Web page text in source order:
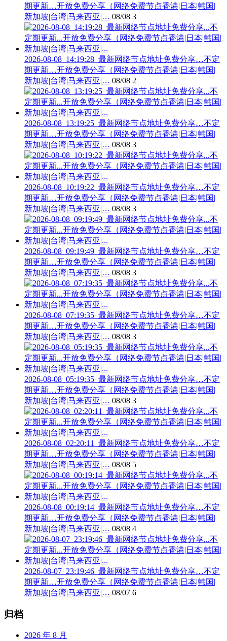
期更新…开放免费分享（网络免费节点香港|日本|韩国|
新加坡|台湾|马来西亚|… 08/08 3
2026-08-08_14:19:28_最新网络节点地址免费分享…不定
期更新…开放免费分享（网络免费节点香港|日本|韩国|
新加坡|台湾|马来西亚|… 08/08 2
2026-08-08_13:19:25_最新网络节点地址免费分享…不定
期更新…开放免费分享（网络免费节点香港|日本|韩国|
新加坡|台湾|马来西亚|… 08/08 3
2026-08-08_10:19:22_最新网络节点地址免费分享…不定
期更新…开放免费分享（网络免费节点香港|日本|韩国|
新加坡|台湾|马来西亚|… 08/08 3
2026-08-08_09:19:49_最新网络节点地址免费分享…不定
期更新…开放免费分享（网络免费节点香港|日本|韩国|
新加坡|台湾|马来西亚|… 08/08 3
2026-08-08_07:19:35_最新网络节点地址免费分享…不定
期更新…开放免费分享（网络免费节点香港|日本|韩国|
新加坡|台湾|马来西亚|… 08/08 3
2026-08-08_05:19:35_最新网络节点地址免费分享…不定
期更新…开放免费分享（网络免费节点香港|日本|韩国|
新加坡|台湾|马来西亚|… 08/08 3
2026-08-08_02:20:11_最新网络节点地址免费分享…不定
期更新…开放免费分享（网络免费节点香港|日本|韩国|
新加坡|台湾|马来西亚|… 08/08 5
2026-08-08_00:19:14_最新网络节点地址免费分享…不定
期更新…开放免费分享（网络免费节点香港|日本|韩国|
新加坡|台湾|马来西亚|… 08/08 4
2026-08-07_23:19:46_最新网络节点地址免费分享…不定
期更新…开放免费分享（网络免费节点香港|日本|韩国|
新加坡|台湾|马来西亚|… 08/07 6
归档
2026 年 8 月